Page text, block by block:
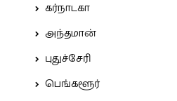
கர்நாடகா
அந்தமான்
புதுச்சேரி
பெங்களூர்